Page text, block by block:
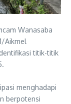
Wanasaba
Aikmel
titik-titik
menghadapi
berpotensi